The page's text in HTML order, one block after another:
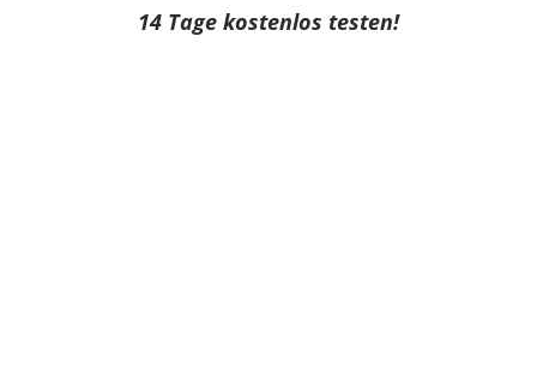
14 Tage kostenlos testen!